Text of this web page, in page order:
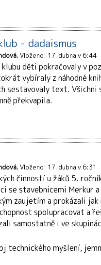
- dadaismus
Vloženo: 17. dubna v 6:44
děti pokračovaly v
vybíraly z náhodné
sestavovaly text. Všichni
překvapila.
Vloženo: 17. dubna v 6:31
činností u žáků 5.
se stavebnicemi Merkur a
zaujetím a prokázali jak
spolupracovat a
samostatně i ve
technického myšlení,